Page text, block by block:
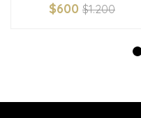
$600 $1.200